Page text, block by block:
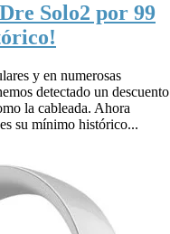
Solo2 por 99
y en numerosas
detectado un descuento
la cableada. Ahora
su mínimo histórico...